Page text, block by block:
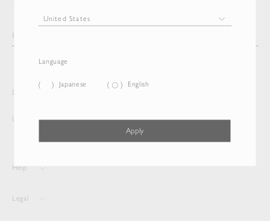
Language
Japanese English
Apply
Delivery destination and Language
United States Japanese
Help
Legal